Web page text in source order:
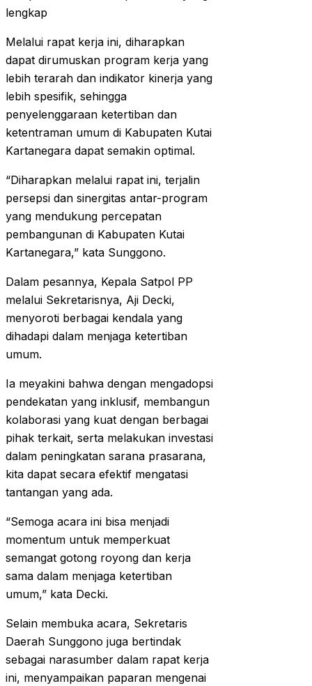
lengkap
Melalui rapat kerja ini, diharapkan
dapat dirumuskan program kerja yang
lebih terarah dan indikator kinerja yang
lebih spesifik, sehingga
penyelenggaraan ketertiban dan
ketentraman umum di Kabupaten Kutai
Kartanegara dapat semakin optimal.
“Diharapkan melalui rapat ini, terjalin
persepsi dan sinergitas antar-program
yang mendukung percepatan
pembangunan di Kabupaten Kutai
Kartanegara,” kata Sunggono.
Dalam pesannya, Kepala Satpol PP
melalui Sekretarisnya, Aji Decki,
menyoroti berbagai kendala yang
dihadapi dalam menjaga ketertiban
umum.
Ia meyakini bahwa dengan mengadopsi
pendekatan yang inklusif, membangun
kolaborasi yang kuat dengan berbagai
pihak terkait, serta melakukan investasi
dalam peningkatan sarana prasarana,
kita dapat secara efektif mengatasi
tantangan yang ada.
“Semoga acara ini bisa menjadi
momentum untuk memperkuat
semangat gotong royong dan kerja
sama dalam menjaga ketertiban
umum,” kata Decki.
Selain membuka acara, Sekretaris
Daerah Sunggono juga bertindak
sebagai narasumber dalam rapat kerja
ini, menyampaikan paparan mengenai